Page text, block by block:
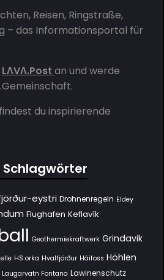
Reisen, Ringstraße,
– das Informationsportal für
LΛVΛ.Post an und werde
.
findest du inspirierende
eystri Drohnenregeln Eldey
Flughafen Keflavík
Geothermiekraftwerk Grindavik
HS orka Hvalfjörður Háifoss Höhlen
Laugarvatn Fontana Lawinenschutz